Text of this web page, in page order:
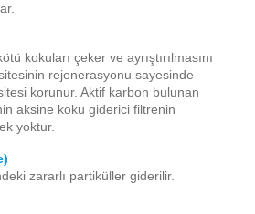
kokuları çeker ve ayrıştırılmasını
rejenerasyonu sayesinde
korunur. Aktif karbon bulunan
aksine koku giderici filtrenin
yoktur.
zararlı partiküller giderilir.